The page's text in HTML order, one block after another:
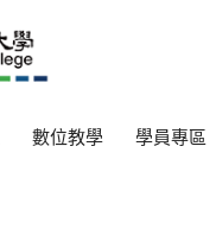
數位教學 學員專區